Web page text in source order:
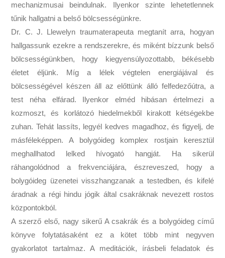
mechanizmusai beindulnak. Ilyenkor szinte lehetetlennek
tűnik hallgatni a belső bölcsességünkre.
Dr. C. J. Llewelyn traumaterapeuta megtanít arra, hogyan
hallgassunk ezekre a rendszerekre, és miként bízzunk belső
bölcsességünkben, hogy kiegyensúlyozottabb, békésebb
életet éljünk. Míg a lélek végtelen energiájával és
bölcsességével készen áll az előttünk álló felfedezőútra, a
test néha elfárad. Ilyenkor elméd hibásan értelmezi a
kozmoszt, és korlátozó hiedelmekből kirakott kétségekbe
zuhan. Tehát lassíts, legyél kedves magadhoz, és figyelj, de
másféleképpen. A bolygóideg komplex rostjain keresztül
meghallhatod lelked hívogató hangját. Ha sikerül
ráhangolódnod a frekvenciájára, észreveszed, hogy a
bolygóideg üzenetei visszhangzanak a testedben, és kifelé
áradnak a régi hindu jógik által csakráknak nevezett rostos
központokból.
A szerző első, nagy sikerű A csakrák és a bolygóideg című
könyve folytatásaként ez a kötet több mint negyven
gyakorlatot tartalmaz. A meditációk, írásbeli feladatok és